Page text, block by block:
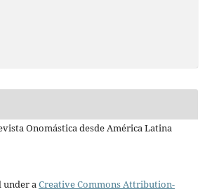
Onomástica desde América Latina
under aCreative Commons Attribution-